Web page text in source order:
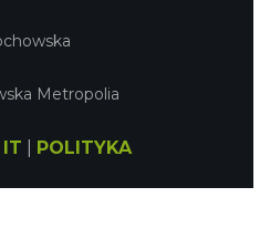
Metropolia
IT
POLITYKA